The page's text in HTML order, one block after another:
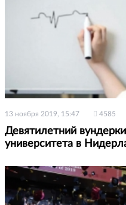
13 ноября 2019, 15:47 4585
Девятилетний
университета в